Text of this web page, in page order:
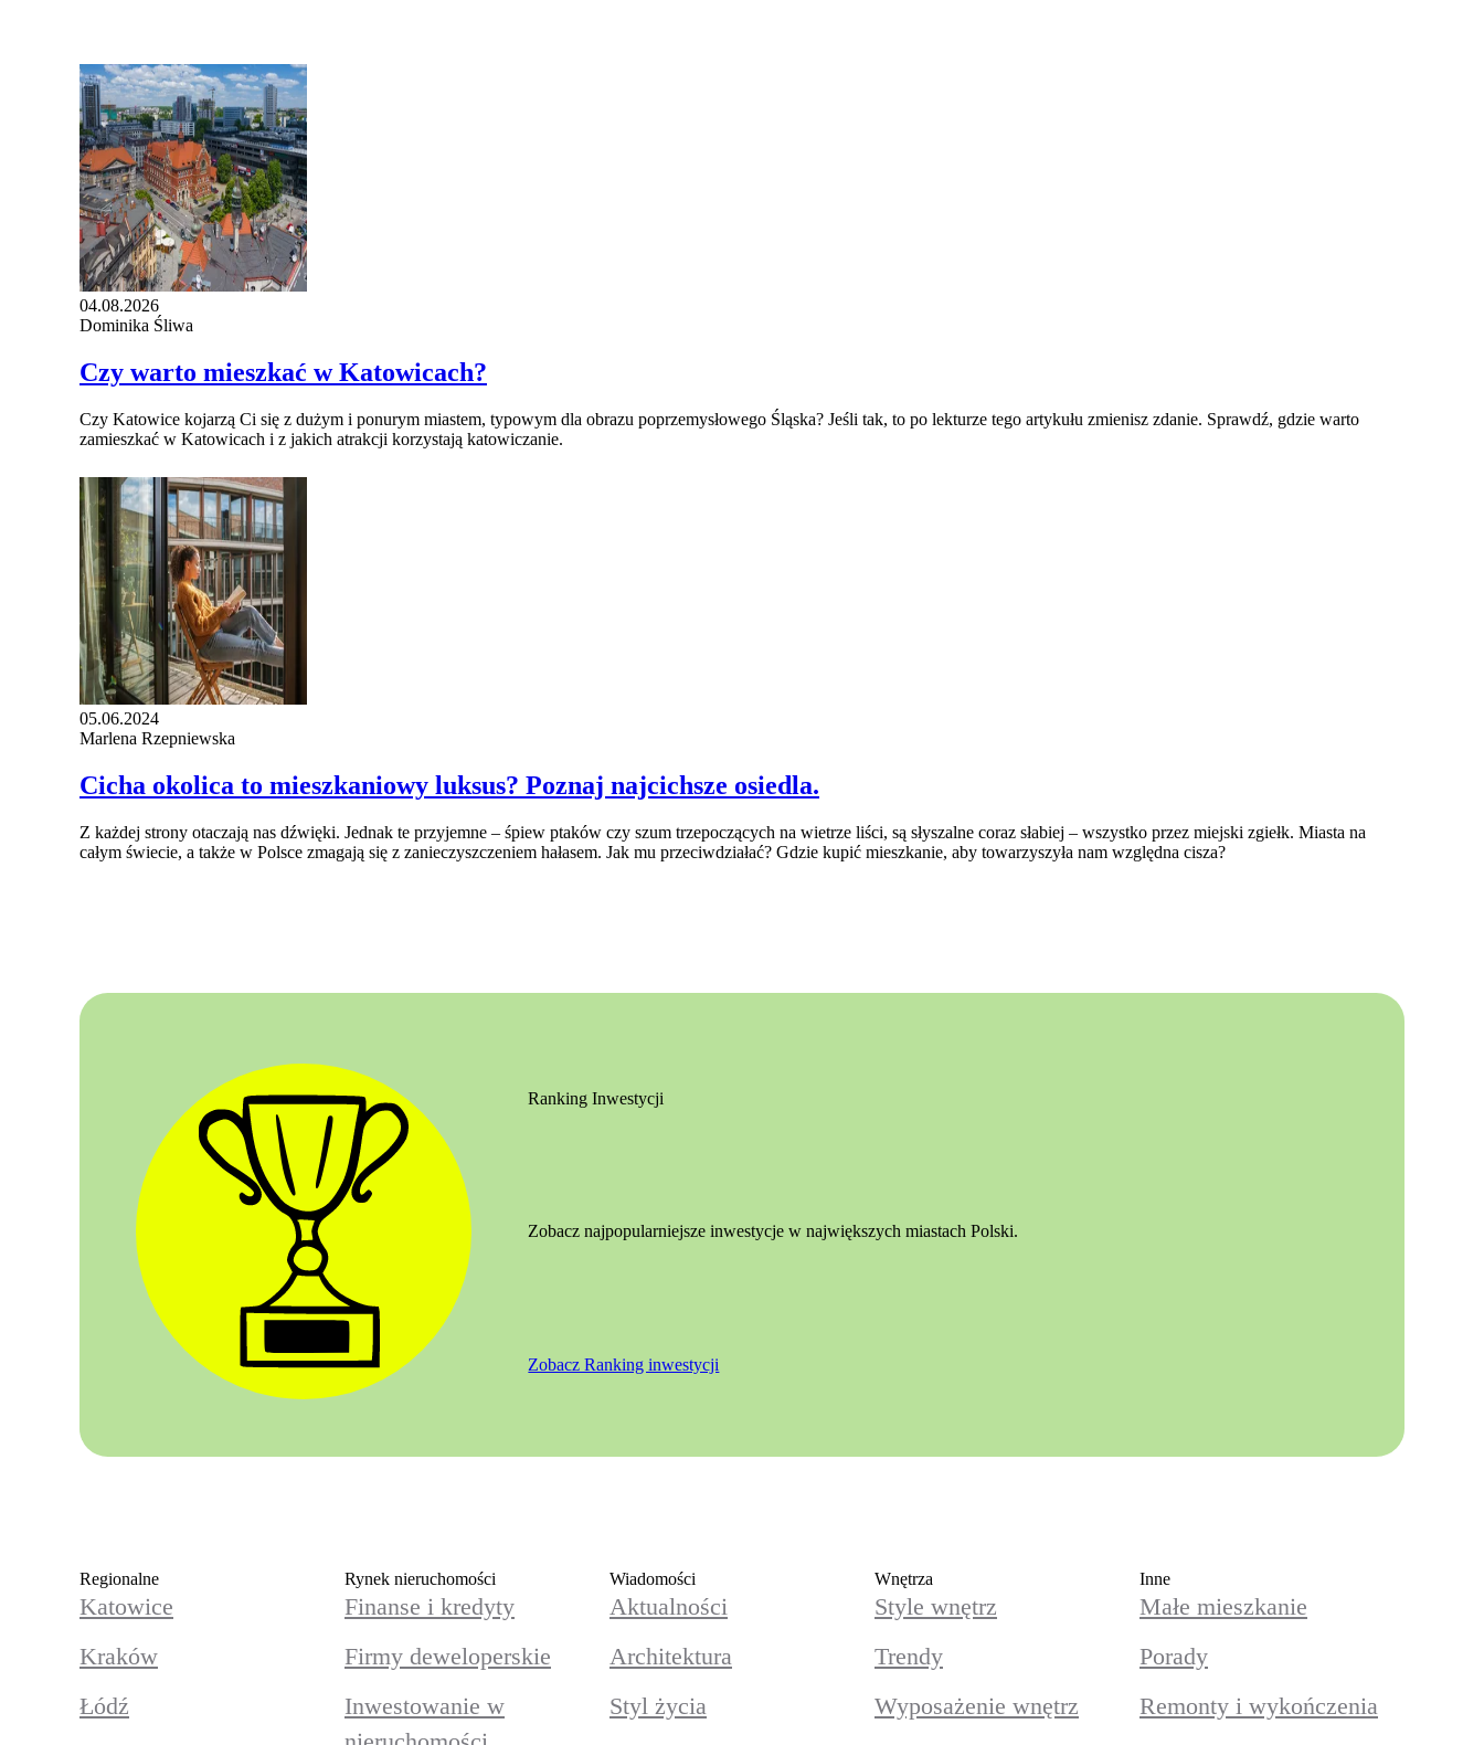
04.08.2026
Dominika Śliwa
Czy warto mieszkać w Katowicach?
Czy Katowice kojarzą Ci się z dużym i ponurym miastem, typowym dla obrazu poprzemysłowego Śląska? Jeśli tak, to po lekturze tego artykułu zmienisz zdanie. Sprawdź, gdzie warto
zamieszkać w Katowicach i z jakich atrakcji korzystają katowiczanie.
05.06.2024
Marlena Rzepniewska
Cicha okolica to mieszkaniowy luksus? Poznaj najcichsze osiedla.
Z każdej strony otaczają nas dźwięki. Jednak te przyjemne – śpiew ptaków czy szum trzepoczących na wietrze liści, są słyszalne coraz słabiej – wszystko przez miejski zgiełk. Miasta na
całym świecie, a także w Polsce zmagają się z zanieczyszczeniem hałasem. Jak mu przeciwdziałać? Gdzie kupić mieszkanie, aby towarzyszyła nam względna cisza?
Ranking Inwestycji
Zobacz najpopularniejsze inwestycje w największych miastach Polski.
Zobacz Ranking inwestycji
Regionalne
Katowice
Kraków
Łódź
Rynek nieruchomości
Finanse i kredyty
Firmy deweloperskie
Inwestowanie w
Wiadomości
Aktualności
Architektura
Styl życia
Wnętrza
Style wnętrz
Trendy
Wyposażenie wnętrz
Inne
Małe mieszkanie
Porady
Remonty i wykończenia